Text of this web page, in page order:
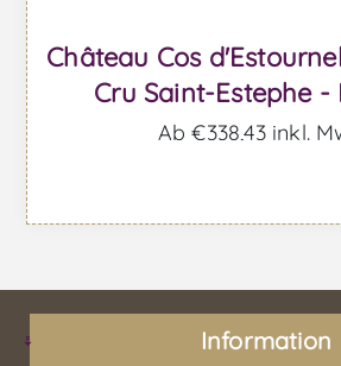
Château Cos
Cru Saint-Estephe -
Ab €338,43 inkl.
Information